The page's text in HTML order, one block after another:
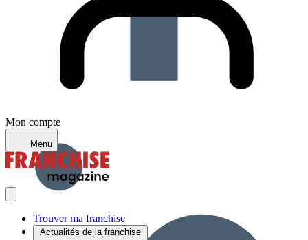
Mon compte
Menu
Trouver ma franchise
Actualités de la franchise